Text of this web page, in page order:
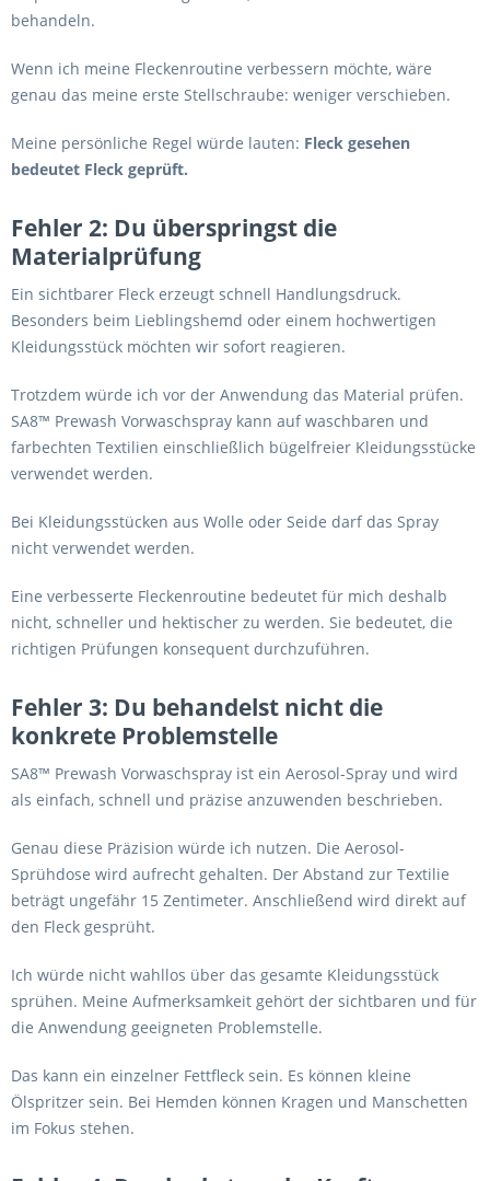
behandeln.
Wenn ich meine Fleckenroutine verbessern möchte, wäre
genau das meine erste Stellschraube: weniger verschieben.
Meine persönliche Regel würde lauten: Fleck gesehen
bedeutet Fleck geprüft.
Fehler 2: Du überspringst die
Materialprüfung
Ein sichtbarer Fleck erzeugt schnell Handlungsdruck.
Besonders beim Lieblingshemd oder einem hochwertigen
Kleidungsstück möchten wir sofort reagieren.
Trotzdem würde ich vor der Anwendung das Material prüfen.
SA8™ Prewash Vorwaschspray kann auf waschbaren und
farbechten Textilien einschließlich bügelfreier Kleidungsstücke
verwendet werden.
Bei Kleidungsstücken aus Wolle oder Seide darf das Spray
nicht verwendet werden.
Eine verbesserte Fleckenroutine bedeutet für mich deshalb
nicht, schneller und hektischer zu werden. Sie bedeutet, die
richtigen Prüfungen konsequent durchzuführen.
Fehler 3: Du behandelst nicht die
konkrete Problemstelle
SA8™ Prewash Vorwaschspray ist ein Aerosol-Spray und wird
als einfach, schnell und präzise anzuwenden beschrieben.
Genau diese Präzision würde ich nutzen. Die Aerosol-
Sprühdose wird aufrecht gehalten. Der Abstand zur Textilie
beträgt ungefähr 15 Zentimeter. Anschließend wird direkt auf
den Fleck gesprüht.
Ich würde nicht wahllos über das gesamte Kleidungsstück
sprühen. Meine Aufmerksamkeit gehört der sichtbaren und für
die Anwendung geeigneten Problemstelle.
Das kann ein einzelner Fettfleck sein. Es können kleine
Ölspritzer sein. Bei Hemden können Kragen und Manschetten
im Fokus stehen.